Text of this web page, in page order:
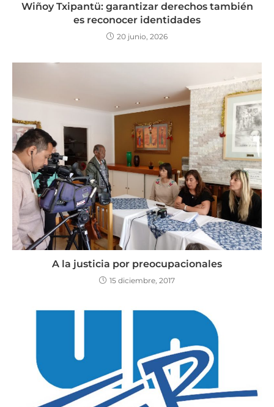
Wiñoy Txipantü: garantizar derechos también
es reconocer identidades
20 junio, 2026
A la justicia por preocupacionales
15 diciembre, 2017